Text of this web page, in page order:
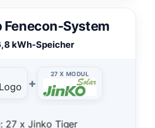
Fenecon-System
kWh-Speicher
+
27 X MODUL